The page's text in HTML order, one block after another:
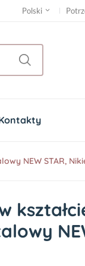
Polski
NEW STAR,